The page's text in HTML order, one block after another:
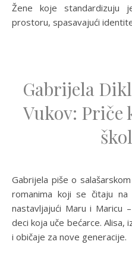
Žene koje standardizuju
prostoru, spasavajući
Gabrijela
Vukov: Priče
Gabrijela piše o
romanima koji se čitaju na
nastavljajući Maru i Maricu
deci koja uče bećarce. Alisa,
i običaje za nove generacije.